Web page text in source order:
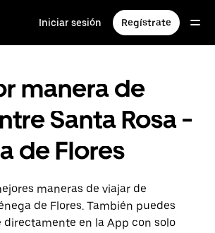
Iniciar sesión Regístrate
manera de
Santa Rosa -
de Flores
maneras de viajar de
de Flores. También puedes
directamente en la App con solo